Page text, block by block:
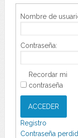
Nombre de
Contraseña:
Recordar mi
contraseña
ACCEDER
Registro
Contraseña